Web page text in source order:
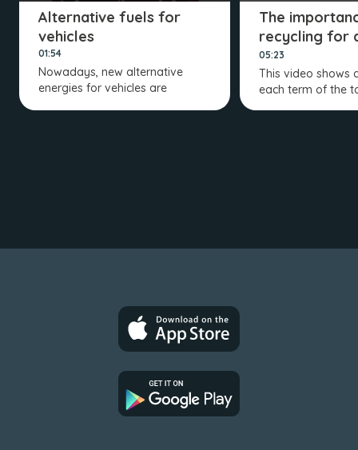
Alternative fuels for
vehicles
01:54
Nowadays, new alternative
energies for vehicles are
The
recycling for
sustainable
05:23
This video shows
each term of the